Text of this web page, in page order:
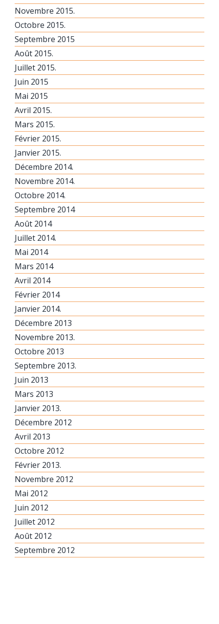
Novembre 2015.
Octobre 2015.
Septembre 2015
Août 2015.
Juillet 2015.
Juin 2015
Mai 2015
Avril 2015.
Mars 2015.
Février 2015.
Janvier 2015.
Décembre 2014.
Novembre 2014.
Octobre 2014.
Septembre 2014
Août 2014
Juillet 2014.
Mai 2014
Mars 2014
Avril 2014
Février 2014
Janvier 2014.
Décembre 2013
Novembre 2013.
Octobre 2013
Septembre 2013.
Juin 2013
Mars 2013
Janvier 2013.
Décembre 2012
Avril 2013
Octobre 2012
Février 2013.
Novembre 2012
Mai 2012
Juin 2012
Juillet 2012
Août 2012
Septembre 2012